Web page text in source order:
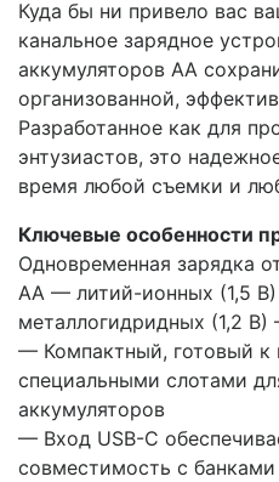
Куда бы ни привело вас
канальное зарядное
аккумуляторов AA
организованной,
Разработанное как для
энтузиастов, это
время любой съемки и
Ключевые особенности
Одновременная зарядка
AA — литий-ионных (1,5
металлогидридных (1,2
— Компактный, готовый к
специальными слотами
аккумуляторов
— Вход USB-C
совместимость с